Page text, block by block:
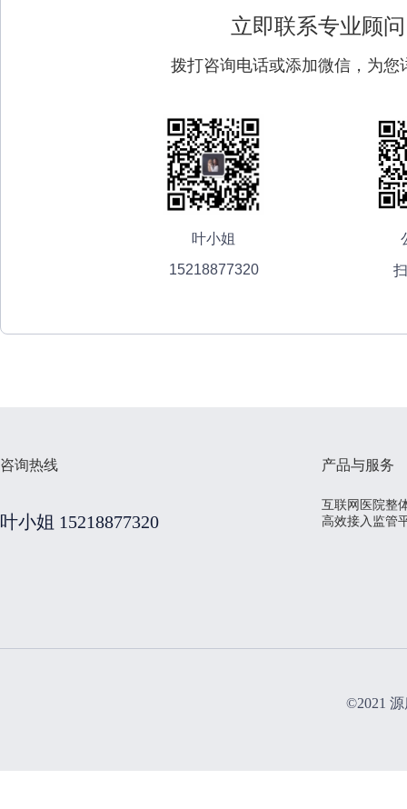
立即联系专业顾问
拨打咨询电话或添加微信，为您
叶小姐
15218877320
咨询热线
叶小姐 15218877320
产品与服务
互联网医院整
高效接入监管
©2021